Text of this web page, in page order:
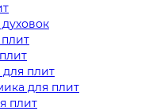
плит
для плит
плит